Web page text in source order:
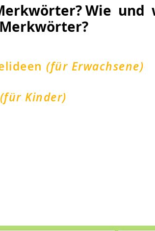
Wie und
(für Erwachsene)
(für Kinder)